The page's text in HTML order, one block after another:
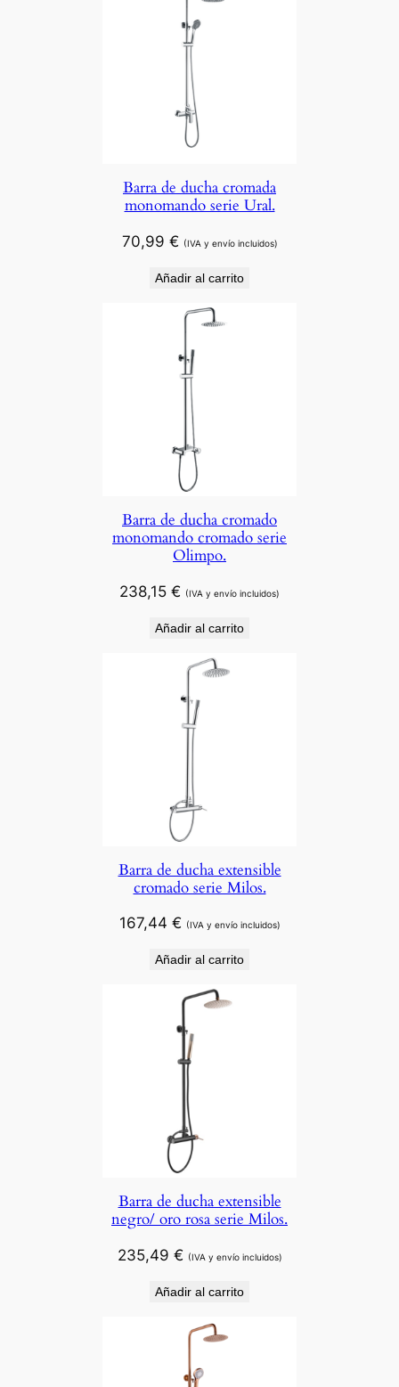
Barra de ducha cromada
monomando serie Ural.
70,99 € (IVA y envío incluidos)
Añadir al carrito
Barra de ducha cromado
monomando cromado serie
Olimpo.
238,15 € (IVA y envío incluidos)
Añadir al carrito
Barra de ducha extensible
cromado serie Milos.
167,44 € (IVA y envío incluidos)
Añadir al carrito
Barra de ducha extensible
negro/ oro rosa serie Milos.
235,49 € (IVA y envío incluidos)
Añadir al carrito